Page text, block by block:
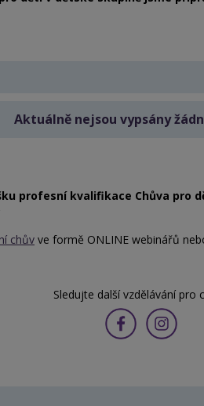
Aktuálně nejsou vypsány
profesní kvalifikace Chůva pro
chův ve formě ONLINE webinářů
Sledujte další vzdělávání pro